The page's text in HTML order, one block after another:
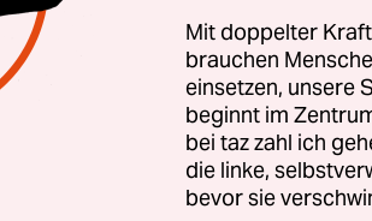
und letzten Folge von „Die
taz über Identität und Linke,
stellvertretende
Chefin vom Dienst im taz-
Jagoda Marinić,Schriftstellerin
Zentrums Heidelberg und
Mit doppelter
brauchen
einsetzen, unsere
beginnt im
bei taz zahl ich
die linke,
bevor sie